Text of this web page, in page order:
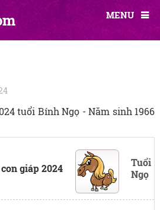
MENU
tuổi Bính Ngọ - Năm sinh 1966
giáp 2024
Tuổi
Ngọ